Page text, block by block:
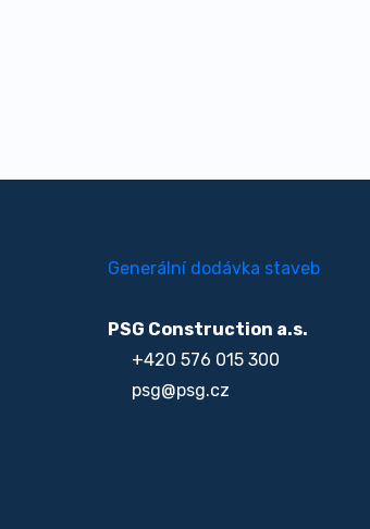
Generální dodávka staveb
PSG Construction a.s.
+420 576 015 300
psg@psg.cz